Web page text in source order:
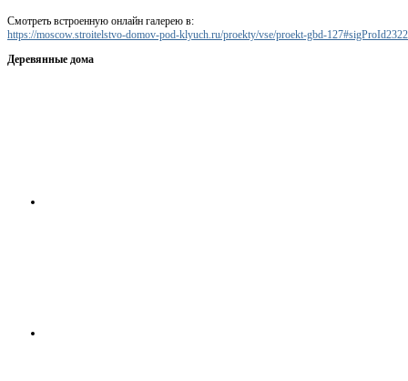
Смотреть встроенную онлайн галерею в:
https://moscow.stroitelstvo-domov-pod-klyuch.ru/proekty/vse/proekt-gbd-
Деревянные дома